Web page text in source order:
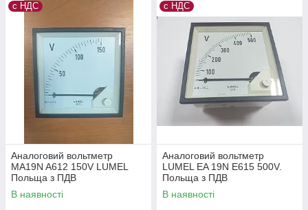
с НДС
Аналоговий вольтметр
MA19N A612 150V LUMEL
Польща з ПДВ
В наявності
с НДС
Аналоговий вольтметр
LUMEL EA 19N E615 500V.
Польща з ПДВ
В наявності